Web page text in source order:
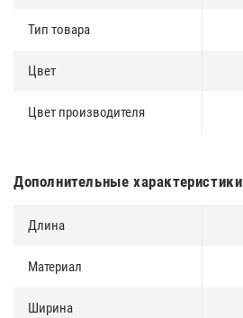
Тип товара
Цвет
Цвет производителя
Дополнительные характеристики
Длина
Материал
Ширина